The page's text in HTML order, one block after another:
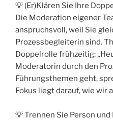
💡 (Er)Klären Sie Ihre
Die Moderation eigener
anspruchsvoll, weil Sie
Prozessbegleiterin sind.
Doppelrolle frühzeitig:
Moderatorin durch den
Führungsthemen geht,
Fokus liegt darauf, wie wir
💡 Trennen Sie Person und